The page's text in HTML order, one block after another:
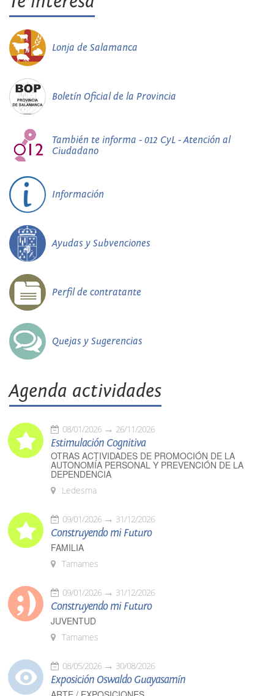
Lonja de Salamanca
Boletín Oficial de la Provincia
También te informa - 012 CyL - Atención al
Ciudadano
Información
Ayudas y Subvenciones
Perfil de contratante
Quejas y Sugerencias
Agenda actividades
08/01/2026 26/11/2026
Estimulación Cognitiva
OTRAS ACTIVIDADES DE PROMOCIÓN DE LA
AUTONOMÍA PERSONAL Y PREVENCIÓN DE LA
DEPENDENCIA
Ledesma
09/01/2026 31/12/2026
Construyendo mi Futuro
FAMILIA
Tamames
09/01/2026 31/12/2026
Construyendo mi Futuro
JUVENTUD
Tamames
08/05/2026 30/08/2026
Exposición Oswaldo Guayasamín